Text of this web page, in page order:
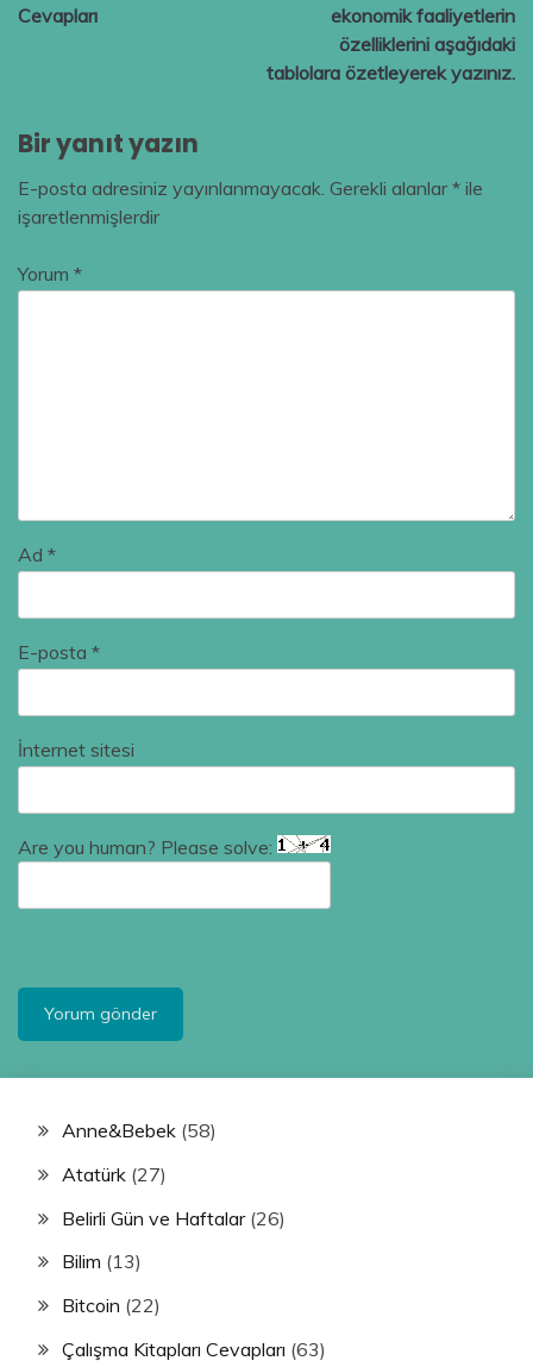
Cevapları
ekonomik faaliyetlerin
özelliklerini aşağıdaki
tablolara özetleye­rek yazınız.
Bir yanıt yazın
E-posta adresiniz yayınlanmayacak. Gerekli alanlar* ile
işaretlenmişlerdir
Yorum *
Ad *
E-posta *
İnternet sitesi
Are you human? Please solve:
Anne&Bebek (58)
Atatürk (27)
Belirli Gün ve Haftalar(26)
Bilim (13)
Bitcoin (22)
Çalışma Kitapları Cevapları (63)